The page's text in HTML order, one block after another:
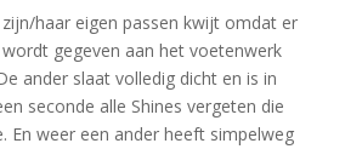
haar eigen passen kwijt omdat er
gegeven aan het voetenwerk
ander slaat volledig dicht en is in
seconde alle Shines vergeten die
En weer een anderheeft simpelweg